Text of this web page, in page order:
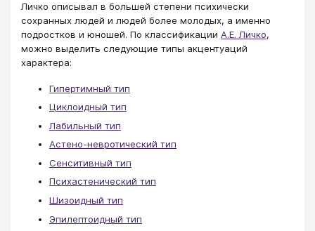
Личко описывал в большей степени психически
сохранных людей и людей более молодых, а именно
подростков и юношей. По классификации А.Е. Личко,
можно выделить следующие типы акцентуаций
характера:
Гипертимный тип
Циклоидный тип
Лабильный тип
Астено-невротический тип
Сенситивный тип
Психастенический тип
Шизоидный тип
Эпилептоидный тип